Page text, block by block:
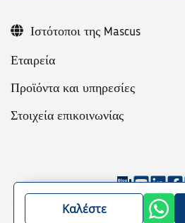
Εταιρεία
Προϊόντα και υπηρεσίες
Στοιχεία επικοινωνίας
2026 Mascus Γενικοί Όροι
Ιστότοποι της Mascus
Καλέστε